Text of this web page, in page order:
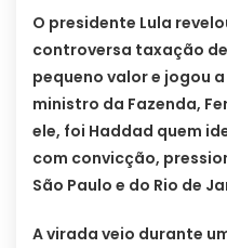
O presidente Lula
controversa taxação
pequeno valor e jogou
ministro da Fazenda,
ele, foi Haddad quem
com convicção,
São Paulo e do Rio de
A virada veio durante